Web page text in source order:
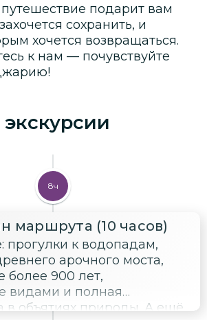
подарит вам
сохранить, и
хочется возвращаться.
к нам — почувствуйте
8ч
маршрута (10 часов)
прогулки к водопадам,
арочного моста,
более 900 лет,
видами и полная
в объятиях природы. А ещё